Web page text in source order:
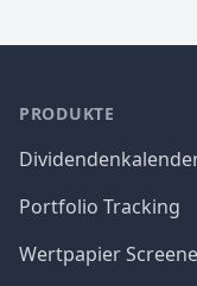
PRODUKTE
Portfolio Tracking
Wertpapier